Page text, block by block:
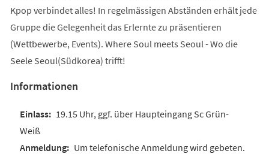
Kpop verbindet alles! In regelmässigen Abständen erhält jede
Gruppe die Gelegenheit das Erlernte zu präsentieren
(Wettbewerbe, Events). Where Soul meets Seoul - Wo die
Seele Seoul(Südkorea) trifft!
Informationen
19.15 Uhr, ggf. über Haupteingang Sc Grün-
Weiß
Um telefonische Anmeldung wird gebeten.